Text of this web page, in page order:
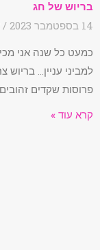
בריוש של חג
14 בספטמבר 2023
כמעט כל שנה אני
למביני עניין…
פרוסות שקדים זהובים
קרא עוד »